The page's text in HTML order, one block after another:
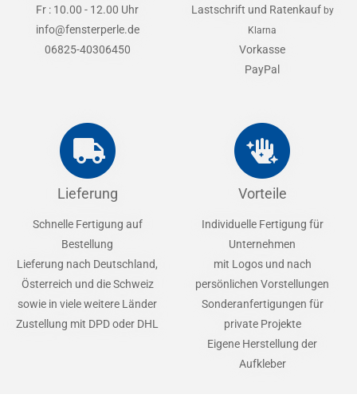
Fr : 10.00 - 12.00 Uhr
info@fensterperle.de
06825-40306450
Lastschrift und Ratenkauf by
Klarna
Vorkasse
PayPal
Lieferung
Schnelle Fertigung auf
Bestellung
Lieferung nach Deutschland,
Österreich und die Schweiz
sowie in viele weitere Länder
Zustellung mit DPD oder DHL
Vorteile
Individuelle Fertigung für
Unternehmen
mit Logos und nach
persönlichen Vorstellungen
Sonderanfertigungen für
private Projekte
Eigene Herstellung der
Aufkleber